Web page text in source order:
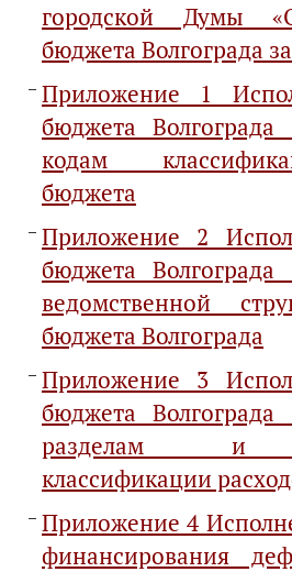
городской Думы
бюджета Волгограда
Приложение 1
бюджета
кодам
бюджета
Приложение 2
бюджета
ведомственной
бюджета Волгограда
Приложение 3
бюджета
разделам и
классификации
Приложение 4
финансирования